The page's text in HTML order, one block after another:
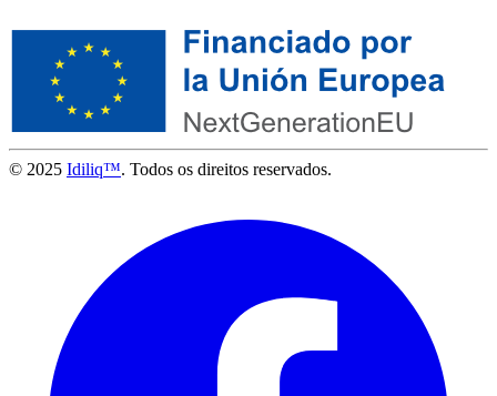
© 2025 Idiliq™. Todos os direitos reservados.